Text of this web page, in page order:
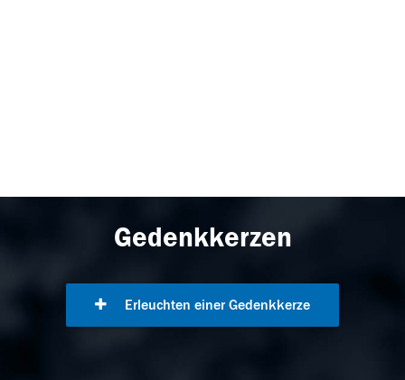
Gedenkkerzen
Erleuchten einer Gedenkkerze